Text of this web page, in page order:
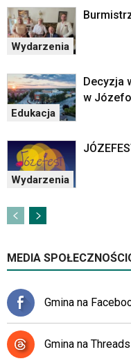
być
wyposażone
skróty
klawiaturowe
przyjęte
dla
platformy.
Wydarzenia
Edukacja
Decyzja
w
Wydarzenia
MEDIA
Gmina na
Gmina na Threads